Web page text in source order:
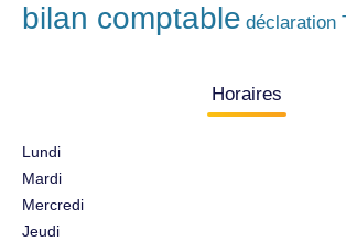
bilan comptable déclaration
Horaires
Lundi
Mardi
Mercredi
Jeudi